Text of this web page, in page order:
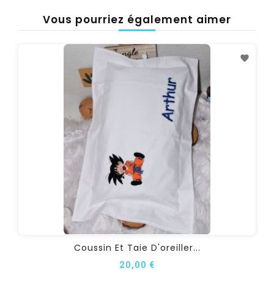
Vous pourriez également aimer
Coussin Et Taie D'oreiller...
20,00 €